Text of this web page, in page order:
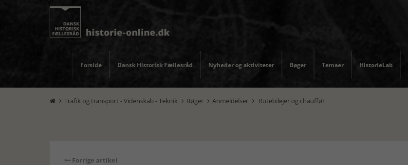
Forside Dansk Historisk Fællesråd Nyheder og aktiviteter Bøger Temaer HistorieLab
 Trafik og transport - Videnskab - Teknik  Bøger  Anmeldelser  Rutebilejer og chauffør
Forrige artikel